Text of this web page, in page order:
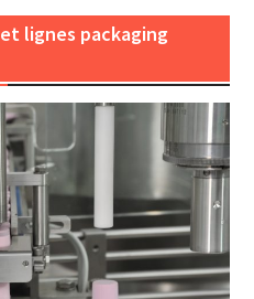
lignes packaging